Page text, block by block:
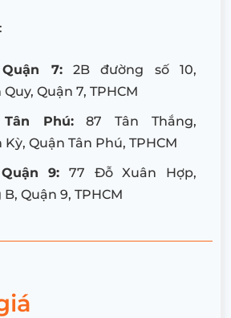
7:2B đường số 10,
Quận 7, TPHCM
Tân Phú:87 Tân Thắng,
Quận Tân Phú, TPHCM
9: 77 Đỗ Xuân Hợp,
Quận 9, TPHCM